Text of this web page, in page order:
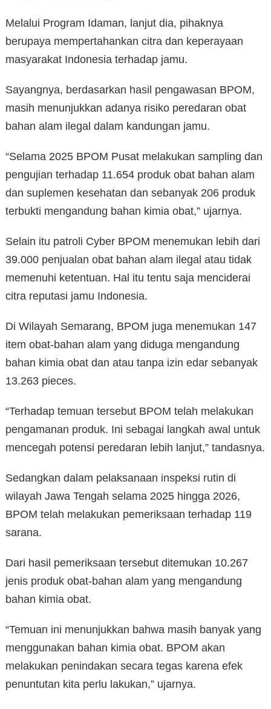
Melalui Program Idaman, lanjut dia, pihaknya
berupaya mempertahankan citra dan keperayaan
masyarakat Indonesia terhadap jamu.
Sayangnya, berdasarkan hasil pengawasan BPOM,
masih menunjukkan adanya risiko peredaran obat
bahan alam ilegal dalam kandungan jamu.
“Selama 2025 BPOM Pusat melakukan sampling dan
pengujian terhadap 11.654 produk obat bahan alam
dan suplemen kesehatan dan sebanyak 206 produk
terbukti mengandung bahan kimia obat,” ujarnya.
Selain itu patroli Cyber BPOM menemukan lebih dari
39.000 penjualan obat bahan alam ilegal atau tidak
memenuhi ketentuan. Hal itu tentu saja menciderai
citra reputasi jamu Indonesia.
Di Wilayah Semarang, BPOM juga menemukan 147
item obat-bahan alam yang diduga mengandung
bahan kimia obat dan atau tanpa izin edar sebanyak
13.263 pieces.
“Terhadap temuan tersebut BPOM telah melakukan
pengamanan produk. Ini sebagai langkah awal untuk
mencegah potensi peredaran lebih lanjut,” tandasnya.
Sedangkan dalam pelaksanaan inspeksi rutin di
wilayah Jawa Tengah selama 2025 hingga 2026,
BPOM telah melakukan pemeriksaan terhadap 119
sarana.
Dari hasil pemeriksaan tersebut ditemukan 10.267
jenis produk obat-bahan alam yang mengandung
bahan kimia obat.
“Temuan ini menunjukkan bahwa masih banyak yang
menggunakan bahan kimia obat. BPOM akan
melakukan penindakan secara tegas karena efek
penuntutan kita perlu lakukan,” ujarnya.